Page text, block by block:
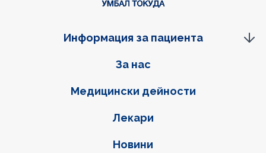
Фуутер навигация
За нас
Медицински дейности
Лекари
Новини
Информация за пациента